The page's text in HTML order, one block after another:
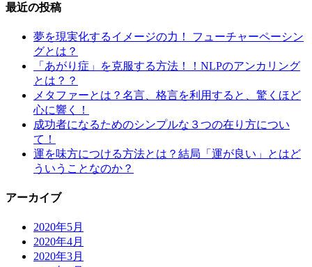
最近の投稿
夢を現実化するイメージの力！ フューチャーペーシン
グとは？
「あがり症」を克服する方法！！NLPのアンカリング
とは？？
メタファーとは？名言、格言を利用すると、驚くほど
心に響く！
成功者になるためのシンプルな３つの在り方につい
て！
運を味方につける方法とは？結局「運が良い」とはど
ういうことなのか？
アーカイブ
2020年5月
2020年4月
2020年3月